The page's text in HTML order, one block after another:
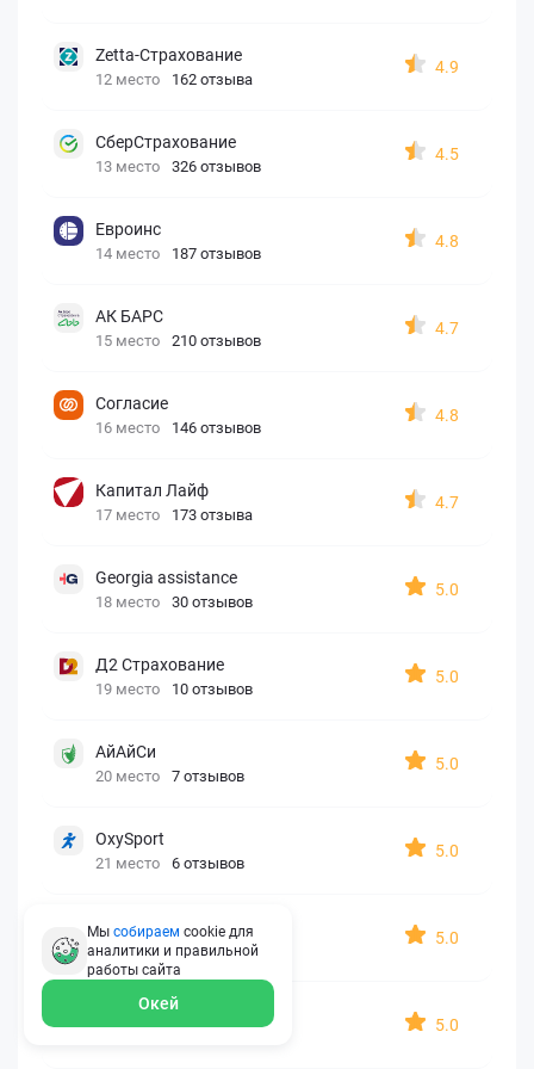
Zetta-Страхование
12 место 162 отзыва
4.9
СберСтрахование
13 место 326 отзывов
4.5
Евроинс
14 место 187 отзывов
4.8
АК БАРС
15 место 210 отзывов
4.7
Согласие
16 место 146 отзывов
4.8
Капитал Лайф
17 место 173 отзыва
4.7
Georgia assistance
18 место 30 отзывов
5.0
Д2 Страхование
19 место 10 отзывов
5.0
АйАйСи
20 место 7 отзывов
5.0
OxySport
21 место 6 отзывов
5.0
ERGO AXA
22 место 2 отзыва
5.0
Oxy Travel Premium
5.0
Мы собираем cookie для
аналитики и правильной
работы сайта
Окей